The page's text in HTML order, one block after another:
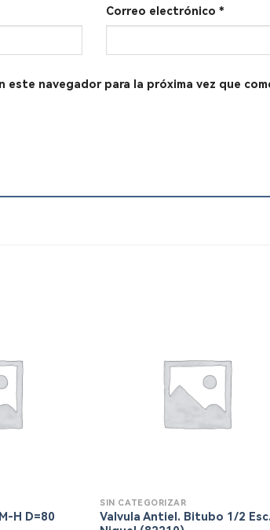
Correo electrónico *
este navegador para la próxima vez que
H D=80
SIN CATEGORIZAR
Valvula Antiel. Bitubo 1/2 Esc.